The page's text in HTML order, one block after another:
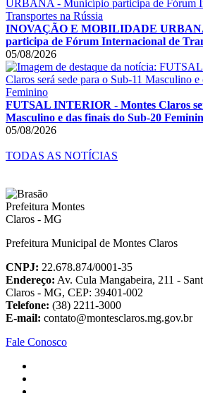
INOVAÇÃO E MOBILIDADE
participa de Fórum Internacional de
05/08/2026
FUTSAL INTERIOR - Montes Claros
Masculino e das finais do Sub-20
05/08/2026
TODAS AS NOTÍCIAS
Prefeitura Municipal de Montes Claros
CNPJ: 22.678.874/0001-35
Endereço: Av. Cula Mangabeira, 211 -
Claros - MG, CEP: 39401-002
Telefone: (38) 2211-3000
E-mail: contato@montesclaros.mg.gov.br
Fale Conosco